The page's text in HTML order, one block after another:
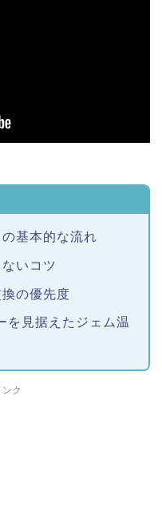
基本的な流れ
いコツ
の優先度
を見据えたジェム温
ク